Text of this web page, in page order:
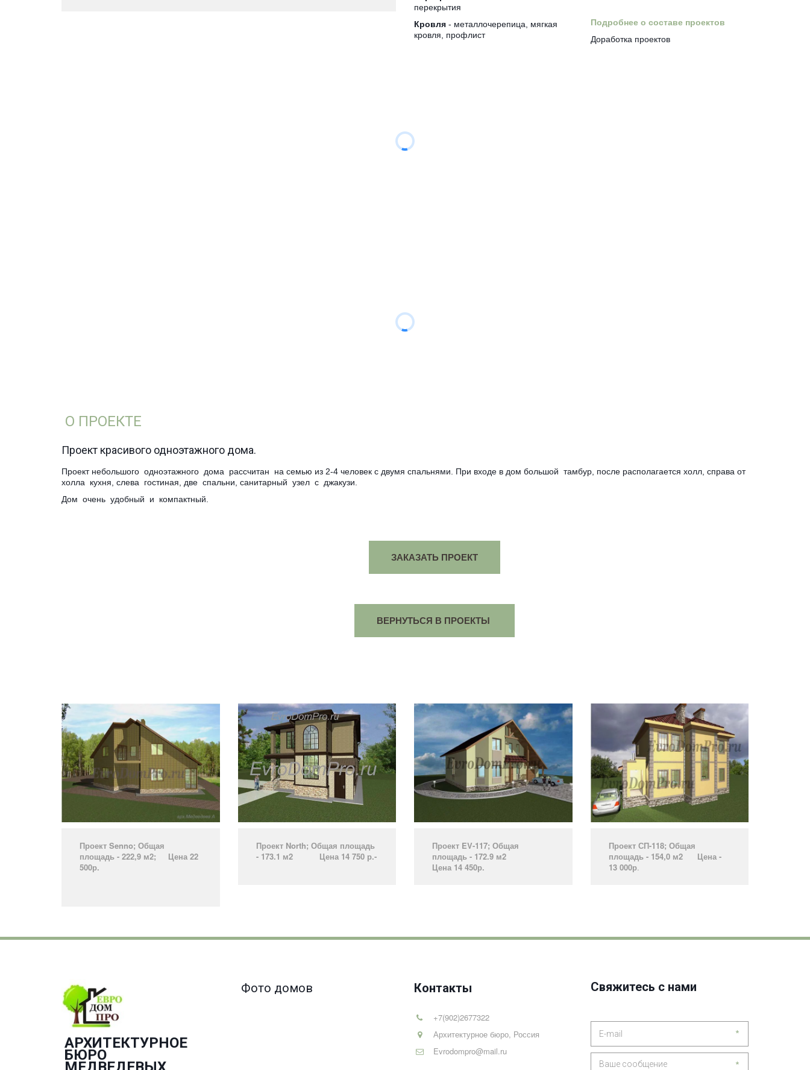
перекрытия
Кровля - металлочерепица, мягкая
кровля, профлист
Подробнее о составе проектов
Доработка проектов
О ПРОЕКТЕ
­Проект красивого одноэтажного дома.
Проект небольшого одноэтажного дома рассчитан на семью из 2-4 человек с двумя спальнями. При входе в дом большой тамбур, после располагается холл, справа от
холла кухня, слева гостиная, две спальни, санитарный узел с джакузи.
Дом очень удобный и компактный.
ЗАКАЗАТЬ ПРОЕКТ
ВЕРНУТЬСЯ В ПРОЕКТЫ
Проект Senno­; Общая
площадь - 222,9 м2; Цена 22
500р.
Проект North­; Общая площадь
- 173.1 м2 Цена 14 750 р.­
Проект EV-117; Общая
площадь - 172.9 м2
Цена 14 450р.
Проект СП-118; Общая
площадь - 154,0 м2 Цена -
13 000р.­
АРХИТЕКТУРНОЕ
БЮРО
Фото домов Контакты
+7(902)2677322
Архитектурное бюро, Россия
Evrodompro@mail.ru
Свяжитесь с нами
*
*